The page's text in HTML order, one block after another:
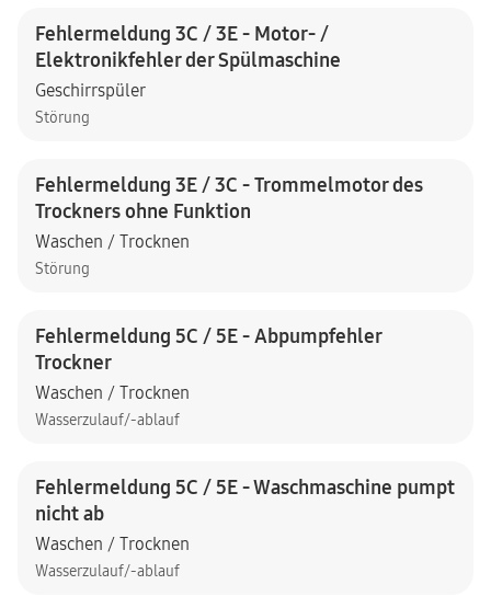
Fehlermeldung 3C / 3E - Motor- /
Elektronikfehler der Spülmaschine
Geschirrspüler
Störung
Fehlermeldung 3E / 3C - Trommelmotor des
Trockners ohne Funktion
Waschen / Trocknen
Störung
Fehlermeldung 5C / 5E - Abpumpfehler
Trockner
Waschen / Trocknen
Wasserzulauf/-ablauf
Fehlermeldung 5C / 5E - Waschmaschine pumpt
nicht ab
Waschen / Trocknen
Wasserzulauf/-ablauf